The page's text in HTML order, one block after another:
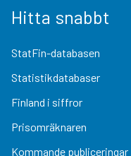
Hitta snabbt
StatFin-databasen
Statistikdatabaser
Finland i siffror
Prisomräknaren
Kommande publiceringar